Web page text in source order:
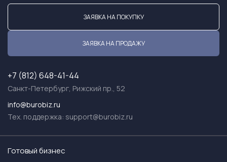
ЗАЯВКА НА ПОКУПКУ
ЗАЯВКА НА ПРОДАЖУ
+7 (812) 648-41-44
Санкт-Петербург, Рижский пр., 52
info@burobiz.ru
Тех. поддержка: support@burobiz.ru
Готовый бизнес